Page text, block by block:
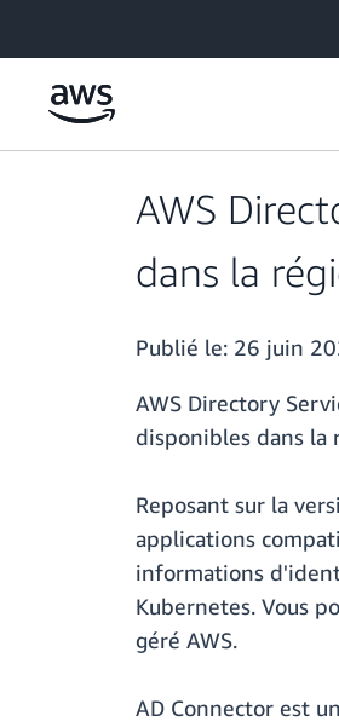
AWS
dans la
Publié le: 26 juin
AWS Directory
disponibles dans la
Reposant sur la
applications
informations
Kubernetes. Vous
géré AWS.
AD Connector est